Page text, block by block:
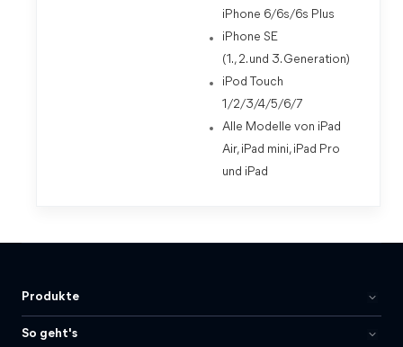
iPhone 6/6s/6s Plus
iPhone SE
(1., 2. und 3. Generation)
iPod Touch
1/2/3/4/5/6/7
Alle Modelle von iPad
Air, iPad mini, iPad Pro
und iPad
Produkte
So geht's